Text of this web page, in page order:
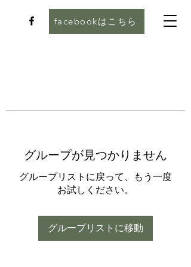
facebookはこちら
グループが見つかりません
グループリストに戻って、もう一度
お試しください。
グループリストに移動